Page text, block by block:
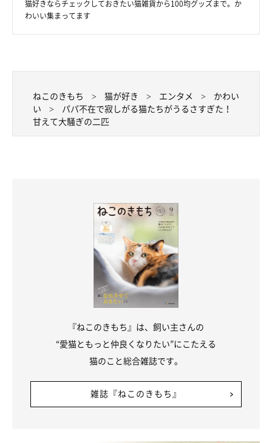
猫好きならチェックしておきたい猫雑貨から100均グッズまで。か
わいい集まってます
ねこのきもち 猫が好き エンタメ
かわい
い
パパ不在で寂しがる猫たちがうるさすぎた！
甘えて大騒ぎの二匹
『ねこのきもち』は、飼い主さんの
“愛猫ともっと仲良くなりたい”にこたえる
猫のこと総合雑誌です。
雑誌『ねこのきもち』